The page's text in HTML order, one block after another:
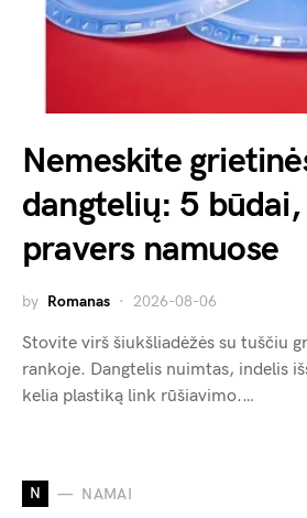
Nemeskite
dangtelių: 5
pravers namuose
by Romanas 2026-08-06
Stovite virš šiukšliadėžės su tuščiu
rankoje. Dangtelis nuimtas, indelis
kelia plastiką link rūšiavimo.…
N NAMAI